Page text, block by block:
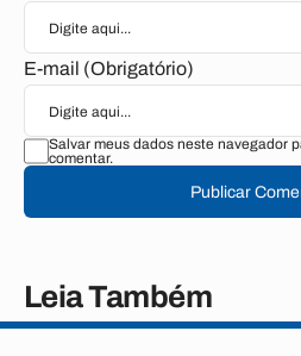
E-mail (Obrigatório)
Salvar meus dados neste navegador
comentar.
Publicar
Leia Também